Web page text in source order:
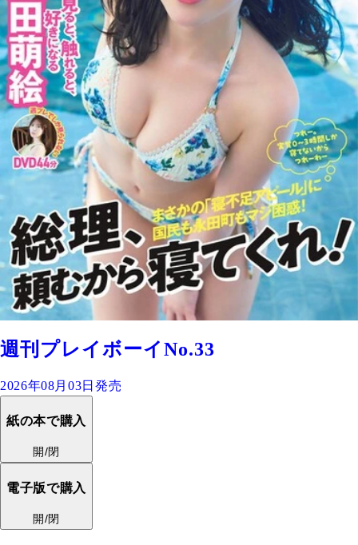
週刊プレイボーイNo.33
2026年08月03日発売
紙の本で購入
開/閉
電子版で購入
開/閉